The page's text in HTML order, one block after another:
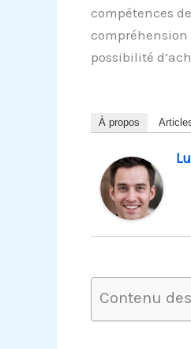
compétences
compréhension
possibilité
À propos
Contenu